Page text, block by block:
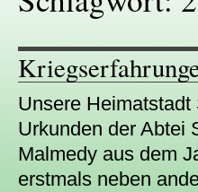
Unsere Heimatstadt
Urkunden der Abtei
Malmedy aus dem
erstmals neben